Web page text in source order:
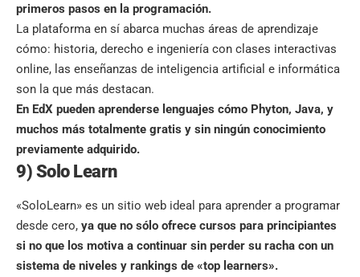
primeros pasos en la programación.
La plataforma en sí abarca muchas áreas de aprendizaje
cómo: historia, derecho e ingeniería con clases interactivas
online, las enseñanzas de inteligencia artificial e informática
son la que más destacan.
En EdX pueden aprenderse lenguajes cómo Phyton, Java, y
muchos más totalmente gratis y sin ningún conocimiento
previamente adquirido.
9) Solo Learn
«SoloLearn» es un sitio web ideal para aprender a programar
desde cero, ya que no sólo ofrece cursos para principiantes
si no que los motiva a continuar sin perder su racha con un
sistema de niveles y rankings de «top learners».